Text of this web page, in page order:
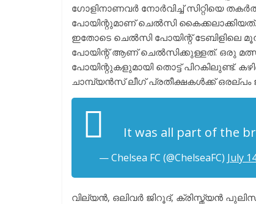
ഗോളിനാണവർ നോർവിച്ച് സിറ്റിയെ
പോയിന്റുമാണ് ചെൽസി
ഇതോടെ ചെൽസി പോയിന്റ് ടേബിളിലെ
പോയിന്റ് ആണ് ചെൽസിക്കുള്ളത്. ഒരു
പോയിന്റുകളുമായി തൊട്ട് പിറകിലുണ്ട്.
ചാമ്പ്യൻസ് ലീഗ് പ്രതീക്ഷകൾക്ക് ഒരല്പം
It was all part of the
— Chelsea FC (@ChelseaFC) July
വില്യൻ, ഒലിവർ ജിറൂദ്, ക്രിസ്ത്യൻ